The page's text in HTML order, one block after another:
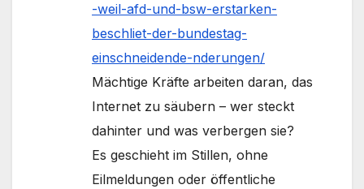
-weil-afd-und-bsw-erstarken-
beschliet-der-bundestag-
einschneidende-nderungen/
Mächtige Kräfte arbeiten daran, das
Internet zu säubern – wer steckt
dahinter und was verbergen sie?
Es geschieht im Stillen, ohne
Eilmeldungen oder öffentliche